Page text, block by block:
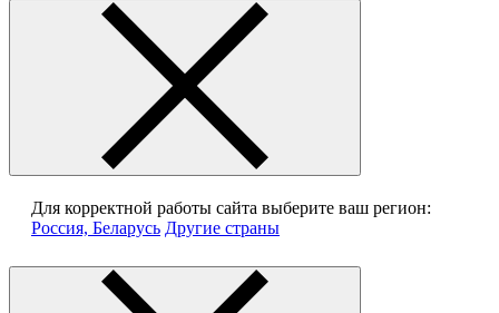
Для корректной работы сайта выберите ваш регион:
Россия, Беларусь Другие страны